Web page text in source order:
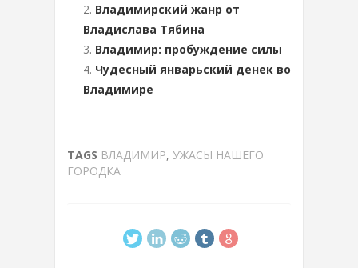
Владимирский жанр от
Владислава Тябина
Владимир: пробуждение силы
Чудесный январьский денек во
Владимире
TAGS ВЛАДИМИР, УЖАСЫ НАШЕГО
ГОРОДКА